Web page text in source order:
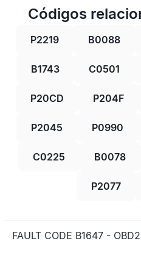
Códigos
P2219 B0088
B1743 C0501
P20CD P204F
P2045 P0990
C0225 B0078
P2077
FAULT CODE B1647 - OBD2